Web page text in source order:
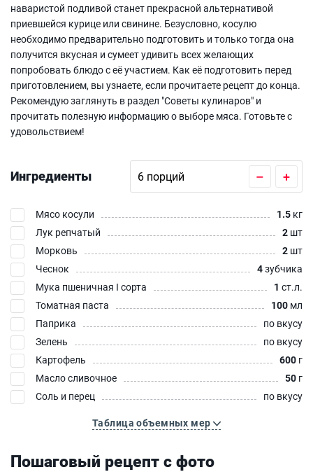
наваристой подливой станет прекрасной альтернативой
приевшейся курице или свинине. Безусловно, косулю
необходимо предварительно подготовить и только тогда она
получится вкусная и сумеет удивить всех желающих
попробовать блюдо с её участием. Как её подготовить перед
приготовлением, вы узнаете, если прочитаете рецепт до конца.
Рекомендую заглянуть в раздел "Советы кулинаров" и
прочитать полезную информацию о выборе мяса. Готовьте с
удовольствием!
Ингредиенты – +
Мясо косули 1.5 кг
Лук репчатый
2 шт
Морковь
2 шт
Чеснок
4зубчика
Мука пшеничная I сорта
1 ст.л.
Томатная паста
100 мл
Паприка
по вкусу
Зелень
по вкусу
Картофель
600 г
Масло сливочное
50 г
Соль и перец
по вкусу
Таблица объемных мер
Пошаговый рецепт с фото